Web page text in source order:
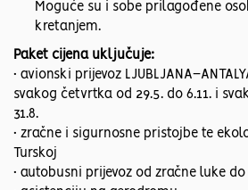
Moguće su i sobe prilagođene
kretanjem.
Paket cijena uključuje:
• avionski prijevoz
svakog četvrtka od 29.5. do 6.11. i
31.8.
• zračne i sigurnosne pristojbe te
Turskoj
• autobusni prijevoz od zračne luke